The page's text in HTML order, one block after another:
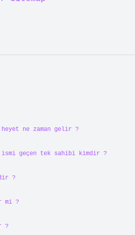
heyet ne zaman gelir ?
ismi geçen tek sahibi kimdir ?
?
mi ?
?